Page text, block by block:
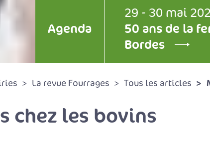
Agenda
29 - 30 mai
50 ans de la
Bordes
La revue Fourrages Tous les articles
chez les bovins